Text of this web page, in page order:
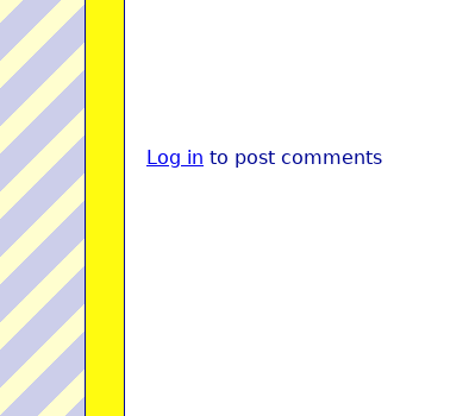
Log in to post comments